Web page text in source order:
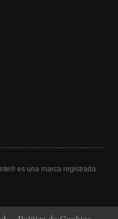
es una marca registrada.